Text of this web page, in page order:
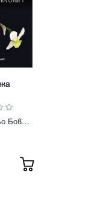
Симон дьо Бовоар